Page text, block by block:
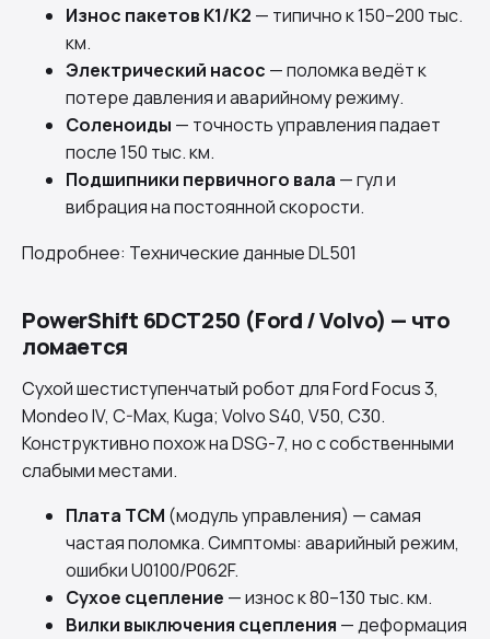
Износ пакетов K1/K2 — типично к 150–200 тыс.
км.
Электрический насос — поломка ведёт к
потере давления и аварийному режиму.
Соленоиды — точность управления падает
после 150 тыс. км.
Подшипники первичного вала — гул и
вибрация на постоянной скорости.
Подробнее: Технические данные DL501
PowerShift 6DCT250 (Ford / Volvo) — что
ломается
Сухой шестиступенчатый робот для Ford Focus 3,
Mondeo IV, C-Max, Kuga; Volvo S40, V50, C30.
Конструктивно похож на DSG-7, но с собственными
слабыми местами.
Плата TCM (модуль управления) — самая
частая поломка. Симптомы: аварийный режим,
ошибки U0100/P062F.
Сухое сцепление — износ к 80–130 тыс. км.
Вилки выключения сцепления — деформация